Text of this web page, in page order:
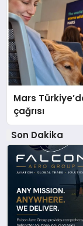
Mars
çağrısı
Son Dakika